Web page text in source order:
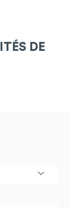
DE